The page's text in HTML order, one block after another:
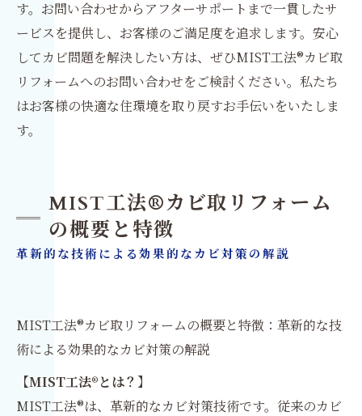
す。お問い合わせからアフターサポートまで一貫したサ
ービスを提供し、お客様のご満足度を追求します。安心
してカビ問題を解決したい方は、ぜひMIST工法®カビ取
リフォームへのお問い合わせをご検討ください。私たち
はお客様の快適な住環境を取り戻すお手伝いをいたしま
す。
MIST工法®カビ取リフォーム
の概要と特徴
革新的な技術による効果的なカビ対策の解説
MIST工法®カビ取リフォームの概要と特徴：革新的な技
術による効果的なカビ対策の解説
【MIST工法®とは？】
MIST工法®は、革新的なカビ対策技術です。従来のカビ